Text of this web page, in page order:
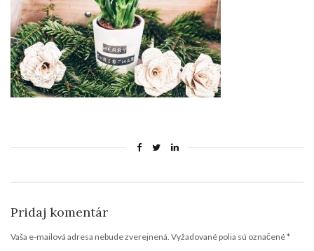
Pridaj komentár
Vaša e-mailová adresa nebude zverejnená. Vyžadované polia sú označené*